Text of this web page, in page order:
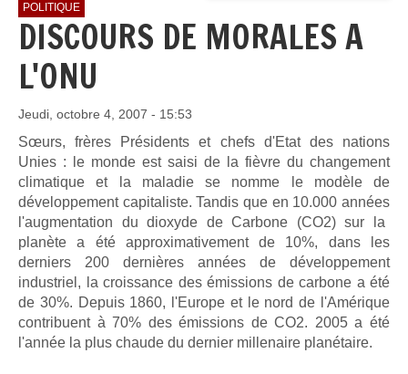
POLITIQUE
DISCOURS DE MORALES A
L'ONU
Jeudi, octobre 4, 2007 - 15:53
Sœurs, frères Présidents et chefs d'Etat des nations
Unies : le monde est saisi de la fièvre du changement
climatique et la maladie se nomme
le modèle de
développement capitaliste. Tandis que en 10.000 années
l'augmentation du dioxyde de Carbone (CO2) sur la
planète a étéapproximativement de 10%, dans les
derniers 200 dernières années de développement
industriel, la croissance des émissions de carbone a été
de 30%. Depuis 1860, l'Europe et le nord de l'Amérique
contribuent à 70% des émissions de CO2. 2005 a été
l'année la plus chaude du dernier millenaire planétaire.